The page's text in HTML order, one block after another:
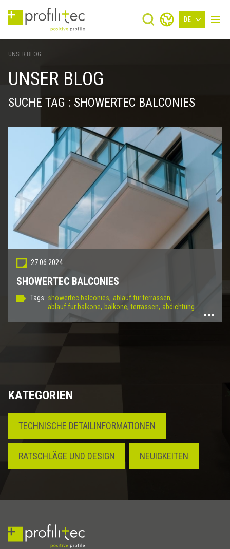
DE
UNSER BLOG
UNSER BLOG
SUCHE TAG : SHOWERTEC BALCONIES
27.06.2024
SHOWERTEC BALCONIES
Tags: showertec balconies, ablauf fur terrassen,
ablauf fur balkone, balkone, terrassen, abdichtung
KATEGORIEN
TECHNISCHE DETAILINFORMATIONEN
RATSCHLÄGE UND DESIGN NEUIGKEITEN